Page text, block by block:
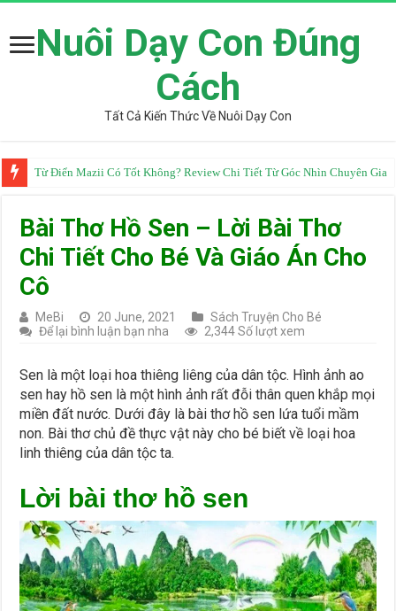
Nuôi Dạy Con Đúng
Cách
Tất Cả Kiến Thức Về Nuôi Dạy Con
Từ Điển Mazii Có Tốt Không? Review Chi Tiết Từ Góc Nhìn Chuyên Gia
Bài Thơ Hồ Sen – Lời Bài Thơ
Chi Tiết Cho Bé Và Giáo Án Cho
Cô
MeBi 20 June, 2021
Sách Truyện Cho Bé
Để lại bình luận bạn nha
2,344 Số lượt xem
Sen là một loại hoa thiêng liêng của dân tộc. Hình ảnh ao
sen hay hồ sen là một hình ảnh rất đỗi thân quen khắp mọi
miền đất nước. Dưới đây là bài thơ hồ sen lứa tuổi mầm
non. Bài thơ chủ đề thực vật này cho bé biết về loại hoa
linh thiêng của dân tộc ta.
Lời bài thơ hồ sen